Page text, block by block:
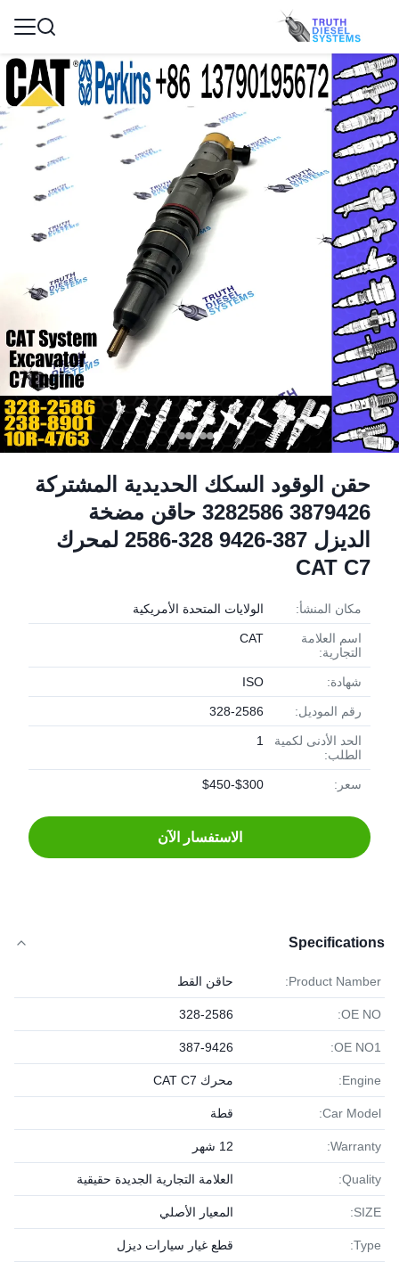
حقن الوقود السكك الحديدية المشتركة
3879426 3282586 حاقن مضخة
الديزل 387-9426 328-2586 لمحرك
CAT C7
مكان المنشأ: الولايات المتحدة الأمريكية
اسم العلامة
التجارية:
CAT
شهادة: ISO
رقم الموديل: 328-2586
الحد الأدنى لكمية
الطلب:
1
سعر: $300-$450
الاستفسار الآن
Specifications
Product Namber: حاقن القط
OE NO:
328-2586
OE NO1:
387-9426
Engine: محرك CAT C7
Car Model: قطة
Warranty: 12 شهر
Quality: العلامة التجارية الجديدة حقيقية
SIZE: المعيار الأصلي
Type: قطع غيار سيارات ديزل